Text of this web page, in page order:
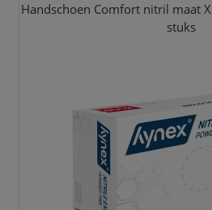
Handschoen Comfort nitril maat
stuks